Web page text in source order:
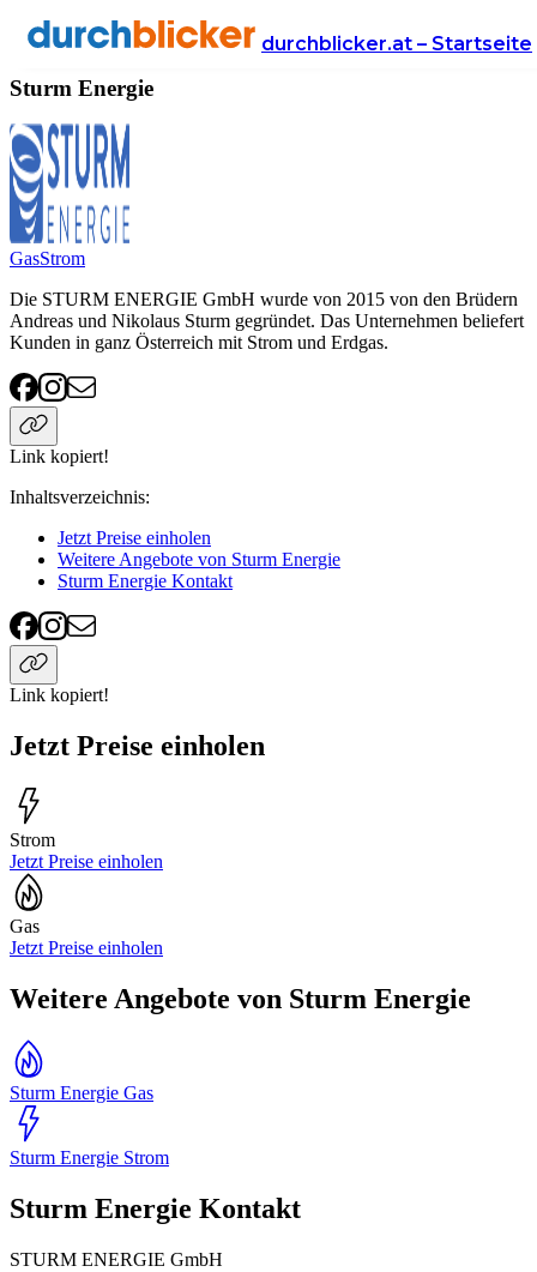
durchblicker.at – Startseite
Anbieter Energie Sturm Energie
Sturm Energie
GasStrom
Die STURM ENERGIE GmbH wurde von 2015 von den Brüdern
Andreas und Nikolaus Sturm gegründet. Das Unternehmen beliefert
Kunden in ganz Österreich mit Strom und Erdgas.
Link kopiert!
Inhaltsverzeichnis:
Jetzt Preise einholen
Weitere Angebote von Sturm Energie
Sturm Energie Kontakt
Link kopiert!
Jetzt Preise einholen
Strom
Jetzt Preise einholen
Gas
Jetzt Preise einholen
Weitere Angebote von Sturm Energie
Sturm Energie Gas
Sturm Energie Strom
Sturm Energie Kontakt
STURM ENERGIE GmbH